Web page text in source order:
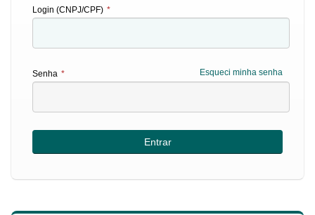
Login (CNPJ/CPF) *
Esqueci minha senha
Senha *